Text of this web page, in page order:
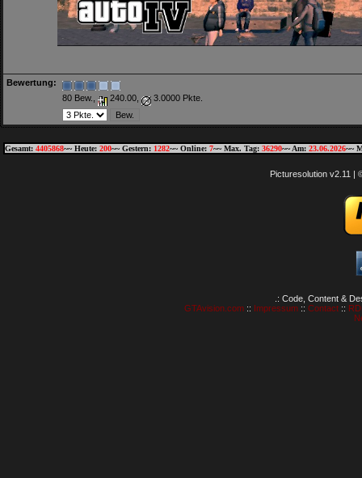
Bewertung:
80 Bew.,
240.00, 3.0000 Pkte.
Gesamt: 4405868~~ Heute: 200~~ Gestern: 1282~~ Online: 7~~ Max. Tag: 36290~~ Am: 23.06.2026~~
Picturesolution v2.11 |
.: Code, Content &
GTAvision.com:: Impressum:: Contact::